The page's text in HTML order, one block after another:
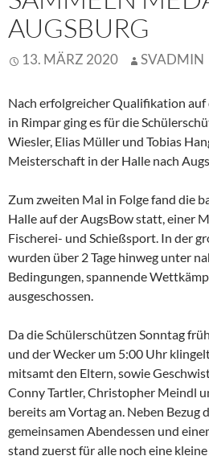
AUGSBURG
13. MÄRZ 2020 SVADMIN
Nach erfolgreicher Qualifikation
in Rimpar ging es für die
Wiesler, Elias Müller und Tobias
Meisterschaft in der Halle nach
Zum zweiten Mal in Folge fand die
Halle auf der AugsBow statt, einer
Fischerei- und Schießsport. In der
wurden über 2 Tage hinweg unter
Bedingungen, spannende
ausgeschossen.
Da die Schülerschützen Sonntag
und der Wecker um 5:00 Uhr
mitsamt den Eltern, sowie
Conny Tartler, Christopher Meindl
bereits am Vortag an. Neben Bezug
gemeinsamen Abendessen und
stand zuerst für alle noch eine